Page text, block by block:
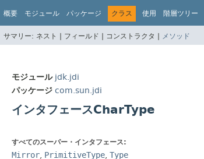
概要 モジュール パッケージ クラス 使用 階層ツリー
サマリー: ネスト | フィールド | コンストラクタ | メソッド
モジュール jdk.jdi
パッケージ com.sun.jdi
インタフェースCharType
すべてのスーパー・インタフェース:
Mirror PrimitiveType Type